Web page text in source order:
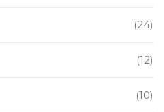
(24)
(12)
(10)